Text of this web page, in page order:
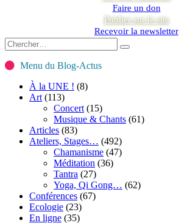
Faire un don
Publier sur le site
Recevoir la newsletter
Menu du Blog-Actus
À la UNE ! (8)
Art (113)
Concert (15)
Musique & Chants (61)
Articles (83)
Ateliers, Stages… (492)
Chamanisme (47)
Méditation (36)
Tantra (27)
Yoga, Qi Gong… (62)
Conférences (67)
Ecologie (23)
En ligne (35)